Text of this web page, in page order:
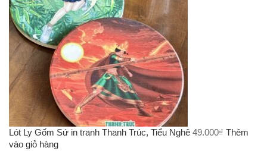
Lót Ly Gốm Sứ in tranh Thanh Trúc, Tiểu Nghê 49.000₫ Thêm
vào giỏ hàng